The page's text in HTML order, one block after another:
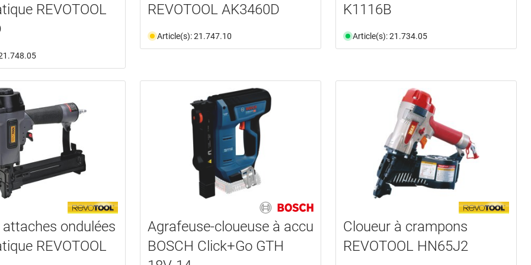
REVOTOOL
REVOTOOL AK3460D
Article(s): 21.747.10
K1116B
Article(s): 21.734.05
ondulées
REVOTOOL
Agrafeuse-cloueuse à accu
BOSCH Click+Go GTH
Cloueur à crampons
REVOTOOL HN65J2